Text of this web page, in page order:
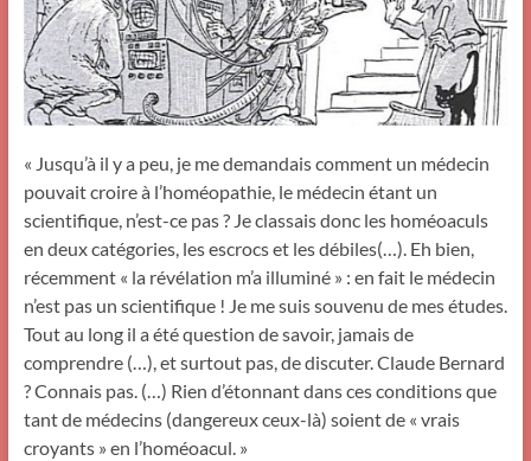
« Jusqu’à il y a peu, je me demandais comment un médecin
pouvait croire à l’homéopathie, le médecin étant un
scientifique, n’est-ce pas ? Je classais donc les homéoaculs
en deux catégories, les escrocs et les débiles(…). Eh bien,
récemment « la révélation m’a illuminé » : en fait le médecin
n’est pas un scientifique ! Je me suis souvenu de mes études.
Tout au long il a été question de savoir, jamais de
comprendre (…), et surtout pas, de discuter. Claude Bernard
? Connais pas. (…) Rien d’étonnant dans ces conditions que
tant de médecins (dangereux ceux-là) soient de « vrais
croyants » en l’homéoacul. »